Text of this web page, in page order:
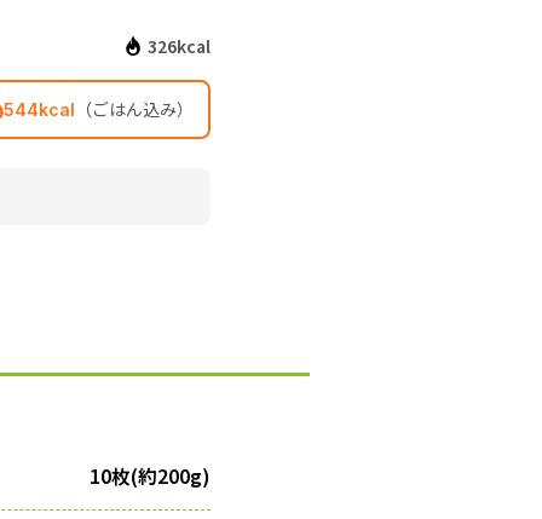
326kcal
544kcal （ごはん込み）
10枚(約200g)